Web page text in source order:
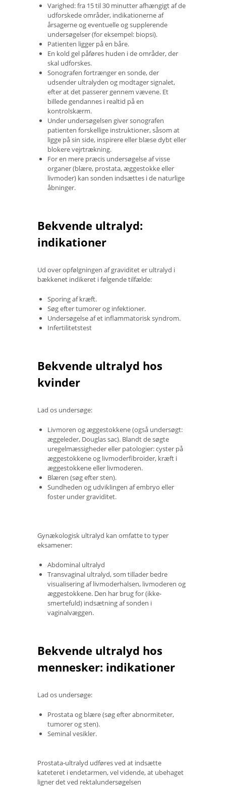
Varighed: fra 15 til 30 minutter afhængigt af de
udforskede områder, indikationerne af
årsagerne og eventuelle og supplerende
undersøgelser (for eksempel: biopsi).
Patienten ligger på en båre.
En kold gel påføres huden i de områder, der
skal udforskes.
Sonografen fortrænger en sonde, der
udsender ultralyden og modtager signalet,
efter at det passerer gennem vævene. Et
billede gendannes i realtid på en
kontrolskærm.
Under undersøgelsen giver sonografen
patienten forskellige instruktioner, såsom at
ligge på sin side, inspirere eller blæse dybt eller
blokere vejrtrækning.
For en mere præcis undersøgelse af visse
organer (blære, prostata, æggestokke eller
livmoder) kan sonden indsættes i de naturlige
åbninger.
Bekvende ultralyd:
indikationer
Ud over opfølgningen af ​​graviditet er ultralyd i
bækkenet indikeret i følgende tilfælde:
Sporing af kræft.
Søg efter tumorer og infektioner.
Undersøgelse af et inflammatorisk syndrom.
Infertilitetstest
Bekvende ultralyd hos
kvinder
Lad os undersøge:
Livmoren og æggestokkene (også undersøgt:
æggeleder, Douglas sac). Blandt de søgte
uregelmæssigheder eller patologier: cyster på
æggestokkene og livmoderfibroider, kræft i
æggestokkene eller livmoderen.
Blæren (søg efter sten).
Sundheden og udviklingen af ​​embryo eller
foster under graviditet.
Gynækologisk ultralyd kan omfatte to typer
eksamener:
Abdominal ultralyd
Transvaginal ultralyd, som tillader bedre
visualisering af livmoderhalsen, livmoderen og
æggestokkene. Den har brug for (ikke-
smertefuld) indsætning af sonden i
vaginalvæggen.
Bekvende ultralyd hos
mennesker: indikationer
Lad os undersøge:
Prostata og blære (søg efter abnormiteter,
tumorer og sten).
Seminal vesikler.
Prostata-ultralyd udføres ved at indsætte
kateteret i endetarmen, vel vidende, at ubehaget
ligner det ved rektalundersøgelsen